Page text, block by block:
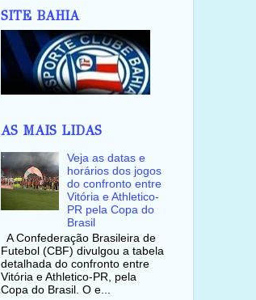
SITE BAHIA
AS MAIS LIDAS
Veja as datas e
horários dos jogos
do confronto entre
Vitória e Athletico-
PR pela Copa do
Brasil
A Confederação Brasileira de
Futebol (CBF) divulgou a tabela
detalhada do confronto entre
Vitória e Athletico-PR, pela
Copa do Brasil. O e...